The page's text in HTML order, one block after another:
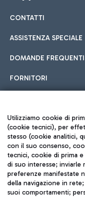
Cucina Internazionale
Fast Food
Hotel in aeroporto
Scegli l'alloggio più
all'aeroporto.
Car sharing
Con il Car Sharing è
Treno
Raggiungi
tramite i servizi
CONTATTI
ASSISTENZA SPECIALE
DOMANDE FREQUENTI
FORNITORI
Seguici sui
Utilizziamo cookie di
(cookie tecnici), per
stesso (cookie analitici,
con il suo consenso,
tecnici, cookie di prima
di suo interesse; inviarle
preferenze manifestate
della navigazione in
suoi comportamenti;